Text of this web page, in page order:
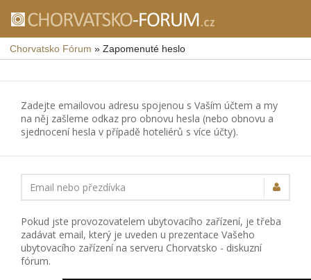
Chorvatsko Fórum » Zapomenuté heslo
Zadejte emailovou adresu spojenou s Vaším účtem a my
na něj zašleme odkaz pro obnovu hesla (nebo obnovu a
sjednocení hesla v případě hoteliérů s více účty).
Email nebo přezdívka
Pokud jste provozovatelem ubytovacího zařízení, je třeba
zadávat email, který je uveden u prezentace Vašeho
ubytovacího zařízení na serveru Chorvatsko - diskuzní
fórum.